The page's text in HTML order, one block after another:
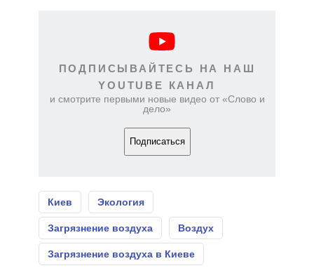
ПОДПИСЫВАЙТЕСЬ НА НАШ
YOUTUBE КАНАЛ
и смотрите первыми новые видео от «Слово и
дело»
Подписаться
Киев Экология
Загрязнение воздуха Воздух
Загрязнение воздуха в Киеве